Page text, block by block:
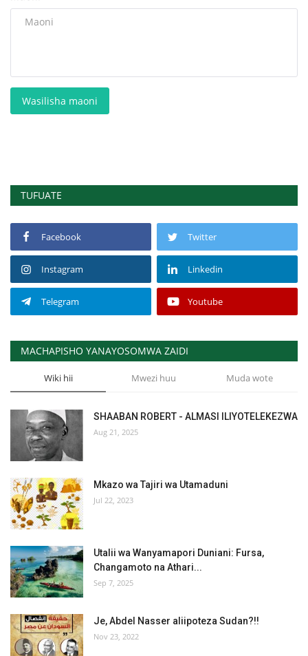
Wasilisha maoni
TUFUATE
Facebook Twitter
Instagram Linkedin
Telegram Youtube
MACHAPISHO YANAYOSOMWA ZAIDI
Wiki hii Mwezi huu Muda wote
SHAABAN ROBERT - ALMASI ILIYOTELEKEZWA
Aug 21, 2025
Mkazo wa Tajiri wa Utamaduni
Jul 22, 2023
Utalii wa Wanyamapori Duniani: Fursa,
Changamoto na Athari...
Sep 7, 2025
Je, Abdel Nasser aliipoteza Sudan?!!
Nov 23, 2022